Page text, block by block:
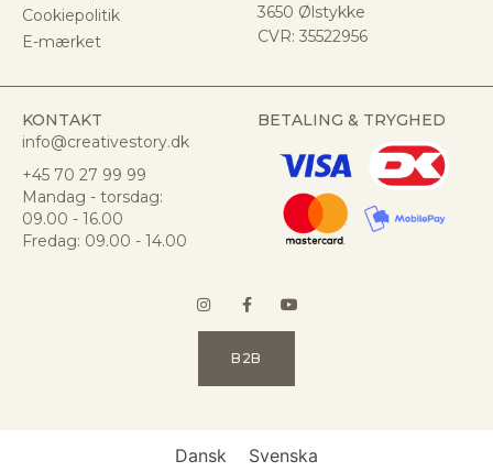
Cookiepolitik
E-mærket
3650 Ølstykke
CVR: 35522956
KONTAKT
info@creativestory.dk
+45 70 27 99 99
Mandag - torsdag:
09.00 - 16.00
Fredag: 09.00 - 14.00
BETALING & TRYGHED
B2B
Dansk Svenska